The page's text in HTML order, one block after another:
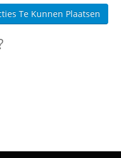
Te Kunnen Plaatsen